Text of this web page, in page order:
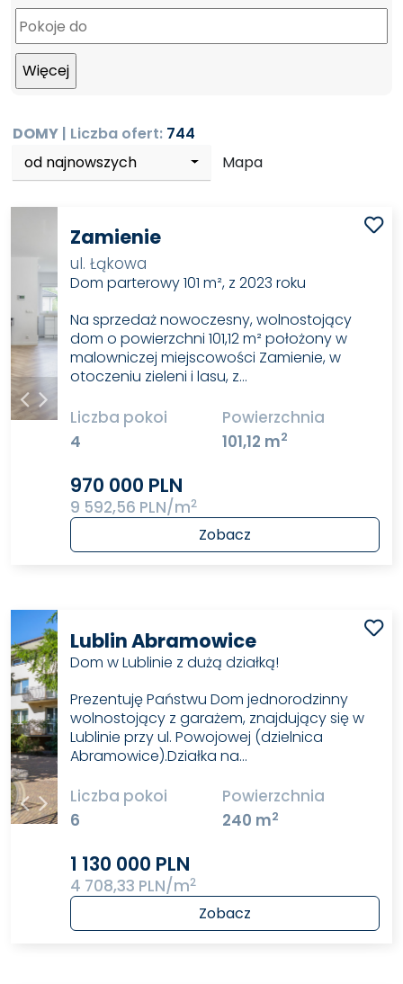
DOMY | Liczba ofert: 744
od najnowszych
Mapa
Zamienie
ul. Łąkowa
Dom parterowy 101 m², z 2023 roku
Na sprzedaż nowoczesny, wolnostojący
dom o powierzchni 101,12 m² położony w
malowniczej miejscowości Zamienie, w
otoczeniu zieleni i lasu, z…
Liczba pokoi
4
Powierzchnia
101,12 m2
970 000 PLN
9 592,56 PLN/m2
Zobacz
Lublin Abramowice
Dom w Lublinie z dużą działką!
Prezentuję Państwu Dom jednorodzinny
wolnostojący z garażem, znajdujący się w
Lublinie przy ul. Powojowej (dzielnica
Abramowice).Działka na…
Liczba pokoi
6
Powierzchnia
240 m2
1 130 000 PLN
4 708,33 PLN/m2
Zobacz